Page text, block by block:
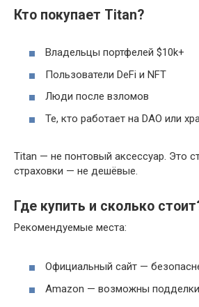
Кто покупает Titan?
Владельцы портфелей $10k+
Пользователи DeFi и NFT
Люди после взломов
Те, кто работает на DAO или
Titan — не понтовый аксессуар. Это
страховки — не дешёвые.
Где купить и сколько
Рекомендуемые места:
Официальный сайт —
Amazon — возможны